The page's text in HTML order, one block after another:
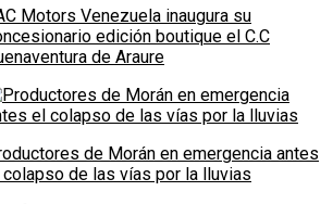
Motors Venezuela inaugura su
edición boutique el C.C
de Araure
de Morán en emergencia antes
de las vías por la lluvias